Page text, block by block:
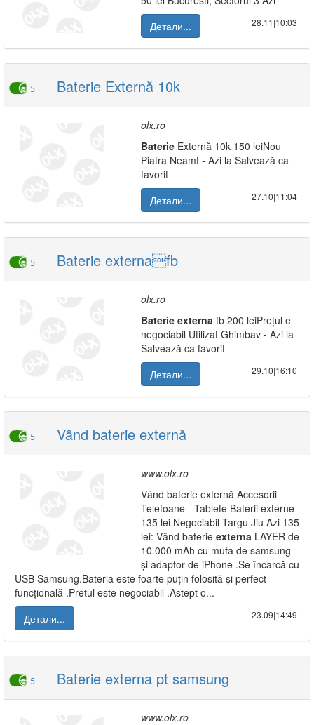
Детали...
28.11|10:03
5 Baterie Externă 10k
olx.ro
Baterie Externă 10k 150 leiNou
Piatra Neamt - Azi la Salvează ca
favorit
Детали...
27.10|11:04
5 Baterie externafb
olx.ro
Baterie externa fb 200 leiPrețul e
negociabil Utilizat Ghimbav - Azi la
Salvează ca favorit
Детали...
29.10|16:10
5 Vând baterie externă
www.olx.ro
Vând baterie externă Accesorii
Telefoane - Tablete Baterii externe
135 lei Negociabil Targu Jiu Azi 135
lei: Vând baterie externa LAYER de
10.000 mAh cu mufa de samsung
și adaptor de iPhone .Se încarcă cu
USB Samsung.Bateria este foarte puțin folosită și perfect
funcțională .Pretul este negociabil .Astept o...
Детали...
23.09|14:49
5 Baterie externa pt samsung
www.olx.ro